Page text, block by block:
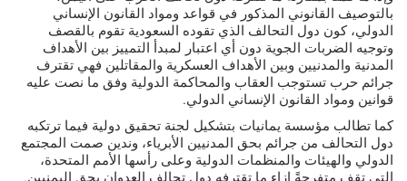
بالتوصيف القانوني المذكور في قواعد ومواد القانون الإنساني
الدولي، كون دول التحالف الذي تقوده السعودية تقوم بالقصف
وتوجيه الضربات الجوية دون أي اعتبار لمبدأ التمييز بين الأهداف
المدنية والمدنيين وبين الأهداف العسكرية والمقاتلين فهي تقترف
جرائم حرب تستوجب العقاب والمحاكمة الدولية وفق ما نصت عليه
قوانين ومواد القانون الإنساني الدولي.
كما تطالب مؤسسة يمانيات بتشكيل لجنة تحقيق دولية فيما ترتكبه
دول التحالف من جرائم بحق المدنيين الأبرياء، وندين صمت المجتمع
الدولي والهيئات والمنظمات الدولية وعلى رأسها الأمم المتحدة،
التي تقف متفرجةً إزاء ما تقترفه دول تحالف العدوان بحق اليمنيين.